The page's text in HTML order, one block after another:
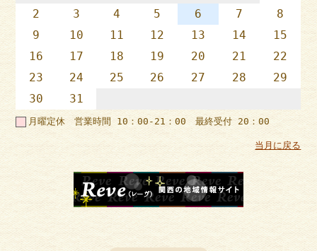
2
3 4 5 6 7
8
9
10 11 12 13 14
15
16
17 18 19 20 21
22
23
24 25 26 27 28
29
30
31
月曜定休 営業時間 10：00-21：00 最終受付 20：00
当月に戻る